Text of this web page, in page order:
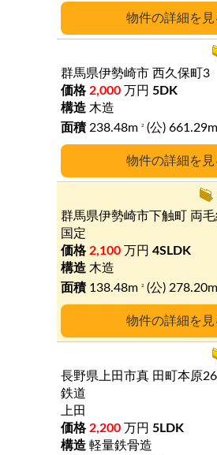
詳細
詳細
群馬県伊勢崎市 西久保町3
2,000 万円 5DK
木造
238.48m
2 (公) 661.29m
詳細
群馬県伊勢崎市下触町 両
国定
2,100 万円 4SLDK
木造
138.48m
2 (公) 278.20m
長野県上田市真 田町本原
鉄道
上田
2,200 万円 5LDK
軽量鉄骨造